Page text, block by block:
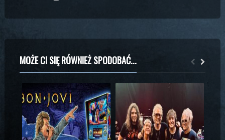
MOŻE CI SIĘ RÓWNIEŻ SPODOBAĆ...